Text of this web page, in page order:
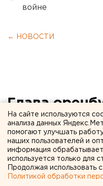
войне
← НОВОСТИ
Глава
минарха в
на травлю от
На сайте используются
анализа данных
помогают улучшать
наших пользователей и
информация
используется только для
Продолжая использовать
Политикой обработки